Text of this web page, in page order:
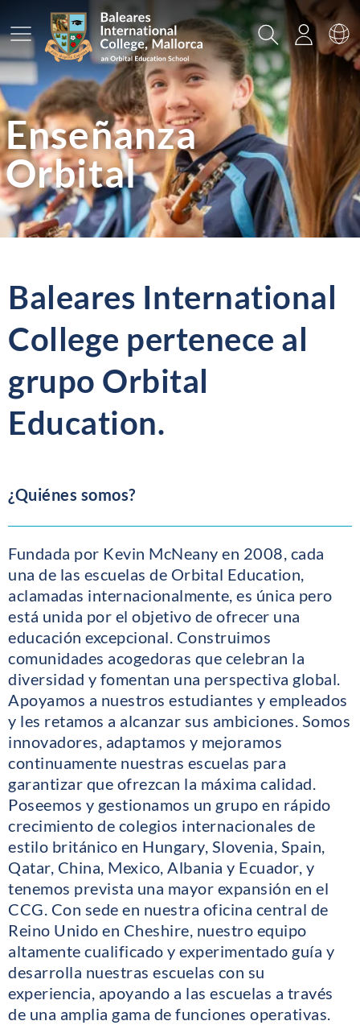
Menú prinicpal BuscarAcceso
Enseñanza
Orbital
Baleares International
College pertenece al
grupo Orbital
Education.
¿Quiénes somos?
Fundada por Kevin McNeany en 2008, cada
una de las escuelas de Orbital Education,
aclamadas internacionalmente, es única pero
está unida por el objetivo de ofrecer una
educación excepcional. Construimos
comunidades acogedoras que celebran la
diversidad y fomentan una perspectiva global.
Apoyamos a nuestros estudiantes y empleados
y les retamos a alcanzar sus ambiciones. Somos
innovadores, adaptamos y mejoramos
continuamente nuestras escuelas para
garantizar que ofrezcan la máxima calidad.
Poseemos y gestionamos un grupo en rápido
crecimiento de colegios internacionales de
estilo británico en Hungary, Slovenia, Spain,
Qatar, China, Mexico, Albania y Ecuador, y
tenemos prevista una mayor expansión en el
CCG. Con sede en nuestra oficina central de
Reino Unido en Cheshire, nuestro equipo
altamente cualificado y experimentado guía y
desarrolla nuestras escuelas con su
experiencia, apoyando a las escuelas a través
de una amplia gama de funciones operativas.